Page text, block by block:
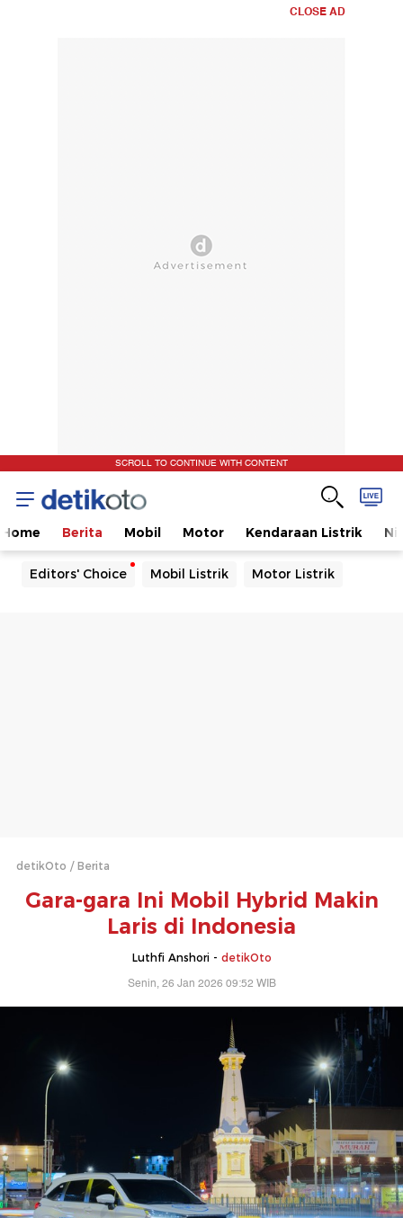
CLOSE AD
SCROLL TO CONTINUE WITH CONTENT
Home Berita Mobil Motor Kendaraan Listrik
Editors' Choice Mobil Listrik Motor Listrik
detikOto Berita
Gara-gara Ini Mobil Hybrid Makin
Laris di Indonesia
Luthfi Anshori - detikOto
Senin, 26 Jan 2026 09:52 WIB